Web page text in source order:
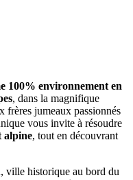
100% environnement en
, dans la magnifique
frères jumeaux passionnés
vous invite à résoudre
alpine, tout en découvrant
, ville historique au bord du